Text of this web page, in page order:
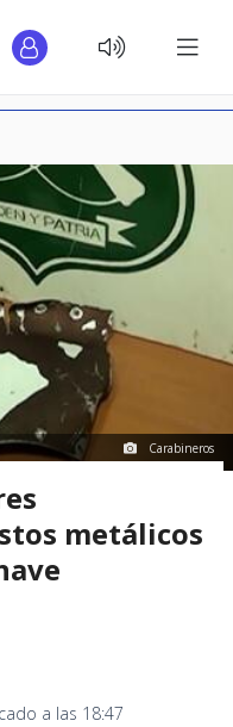
Carabineros
metálicos
a las 18:47